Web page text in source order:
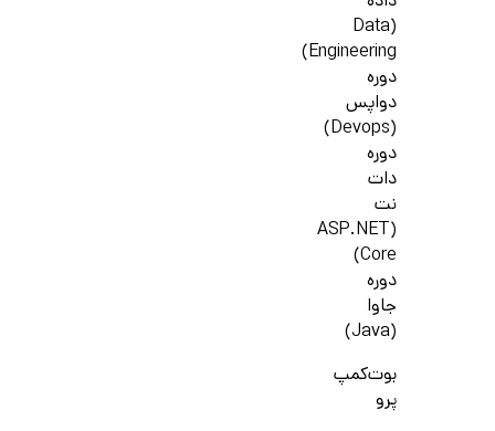
(Data
Engineering)
دوره
دواپس
(Devops)
دوره
دات
نت
(ASP.NET
Core)
دوره
جاوا
(Java)
بوت‌کمپ
پرو